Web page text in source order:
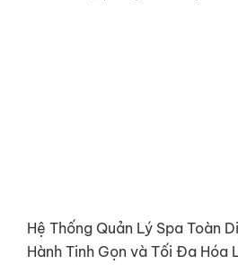
Hệ Thống Quản Lý Spa Toàn
Hành Tinh Gọn và Tối Đa Hóa